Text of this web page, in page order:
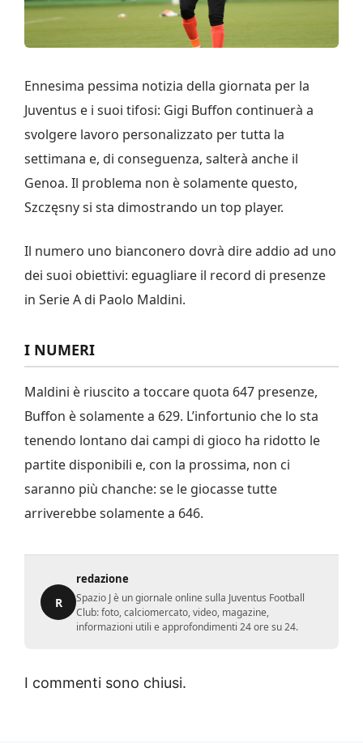
Ennesima pessima notizia della giornata per la
Juventus e i suoi tifosi: Gigi Buffon continuerà a
svolgere lavoro personalizzato per tutta la
settimana e, di conseguenza, salterà anche il
Genoa. Il problema non è solamente questo,
Szczęsny si sta dimostrando un top player.
Il numero uno bianconero dovrà dire addio ad uno
dei suoi obiettivi: eguagliare il record di presenze
in Serie A di Paolo Maldini.
I NUMERI
Maldini è riuscito a toccare quota 647 presenze,
Buffon è solamente a 629. L’infortunio che lo sta
tenendo lontano dai campi di gioco ha ridotto le
partite disponibili e, con la prossima, non ci
saranno più chanche: se le giocasse tutte
arriverebbe solamente a 646.
R
redazione
Spazio J è un giornale online sulla Juventus Football
Club: foto, calciomercato, video, magazine,
informazioni utili e approfondimenti 24 ore su 24.
I commenti sono chiusi.